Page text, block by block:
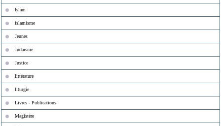
Islam
islamisme
Jeunes
Judaïsme
Justice
littérature
liturgie
Livres - Publications
Magistère